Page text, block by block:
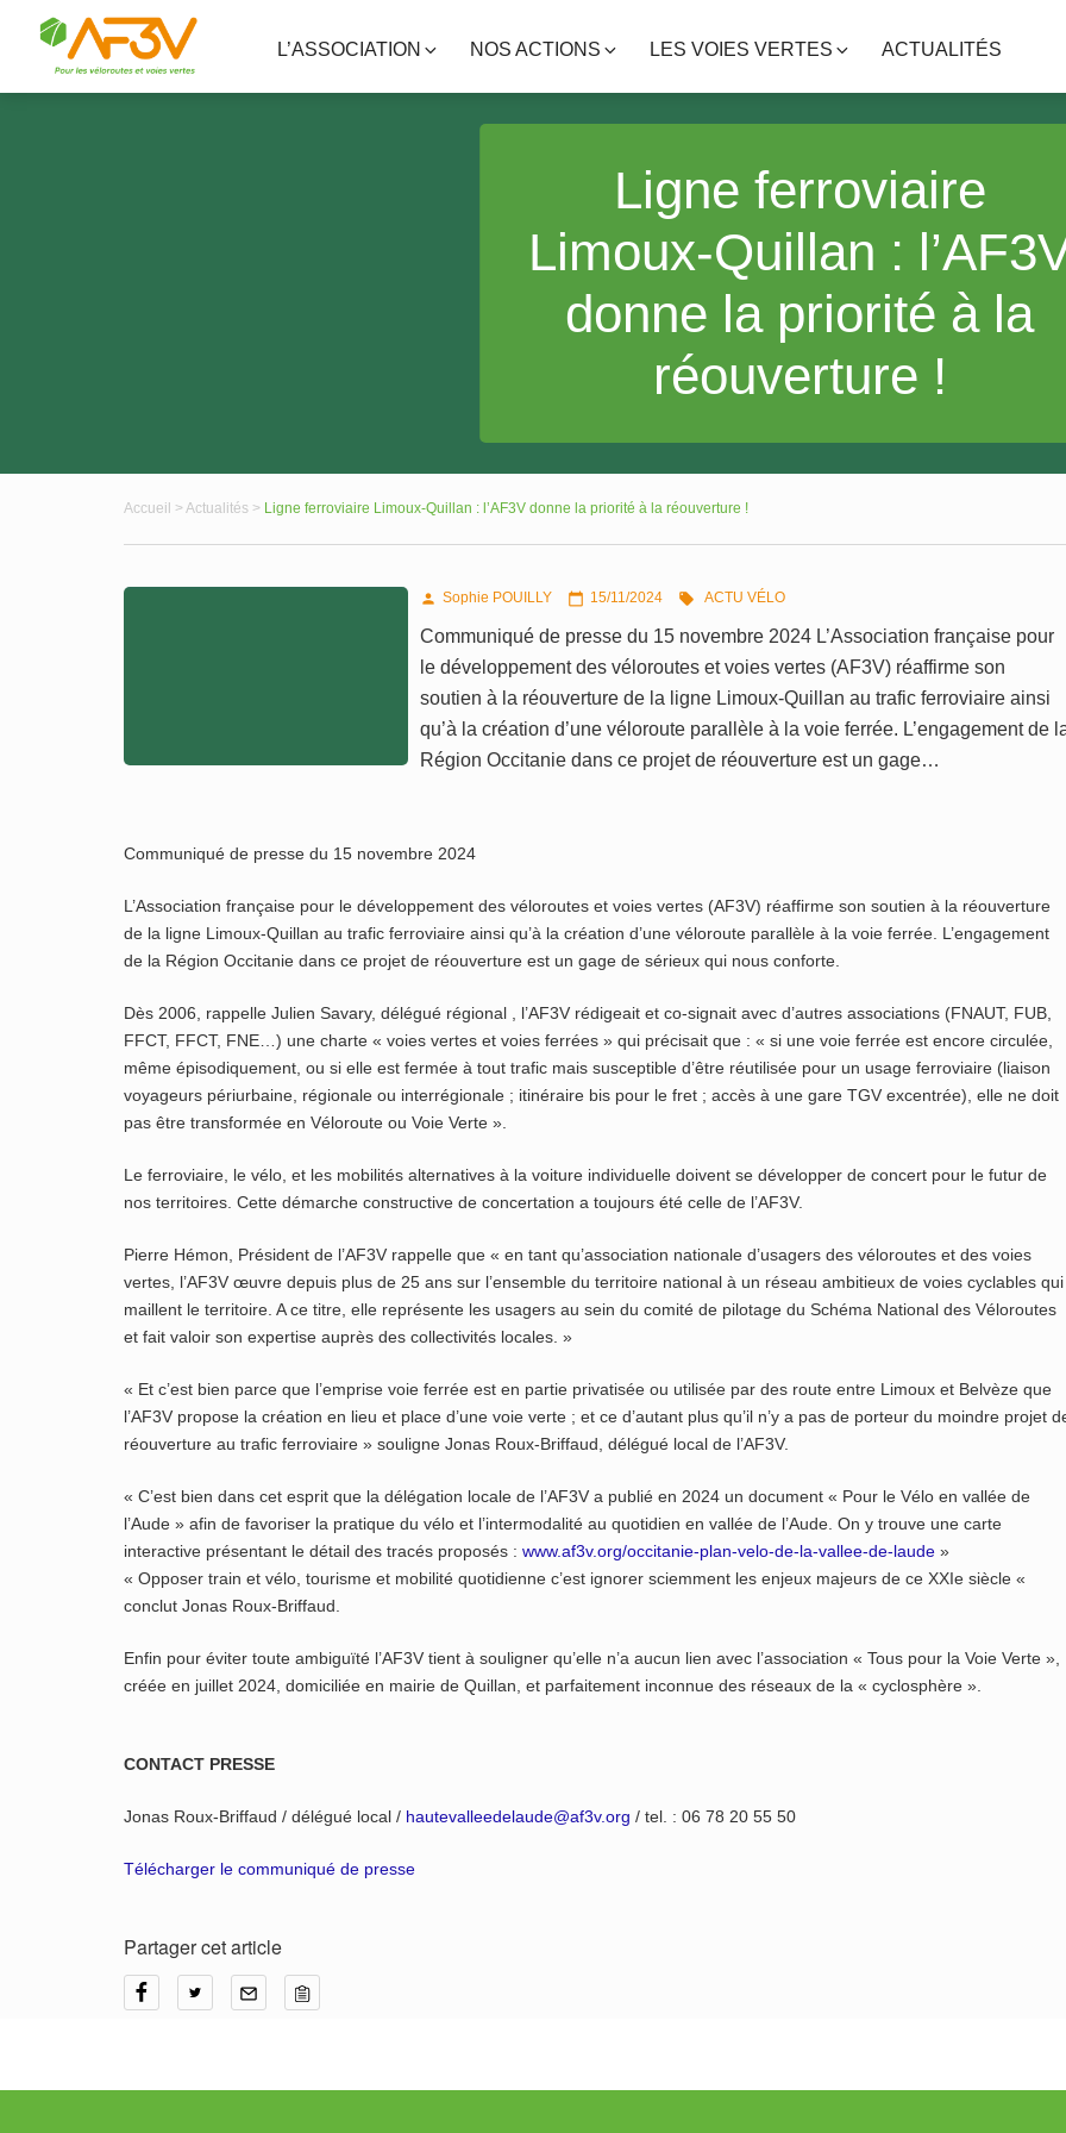
L’ASSOCIATION NOS ACTIONS LES VOIES VERTES ACTUALITÉS
Ligne ferroviaire
Limoux-Quillan :
donne la priorité à la
réouverture !
Accueil > Actualités > Ligne ferroviaire Limoux-Quillan : l’AF3V donne la priorité à la réouverture !
 Sophie POUILLY  15/11/2024  ACTU VÉLO
Communiqué de presse du 15 novembre 2024 L’Association française pour
le développement des véloroutes et voies vertes (AF3V) réaffirme son
soutien à la réouverture de la ligne Limoux-Quillan au trafic ferroviaire ainsi
qu’à la création d’une véloroute parallèle à la voie ferrée. L’engagement de
Région Occitanie dans ce projet de réouverture est un gage…
Communiqué de presse du 15 novembre 2024
L’Association française pour le développement des véloroutes et voies vertes (AF3V) réaffirme son soutien à la réouverture
de la ligne Limoux-Quillan au trafic ferroviaire ainsi qu’à la création d’une véloroute parallèle à la voie ferrée. L’engagement
de la Région Occitanie dans ce projet de réouverture est un gage de sérieux qui nous conforte.
Dès 2006, rappelle Julien Savary, délégué régional , l’AF3V rédigeait et co-signait avec d’autres associations (FNAUT, FUB,
FFCT, FFCT, FNE…) une charte « voies vertes et voies ferrées » qui précisait que : « si une voie ferrée est encore circulée,
même épisodiquement, ou si elle est fermée à tout trafic mais susceptible d’être réutilisée pour un usage ferroviaire (liaison
voyageurs périurbaine, régionale ou interrégionale ; itinéraire bis pour le fret ; accès à une gare TGV excentrée), elle ne doit
pas être transformée en Véloroute ou Voie Verte ».
Le ferroviaire, le vélo, et les mobilités alternatives à la voiture individuelle doivent se développer de concert pour le futur de
nos territoires. Cette démarche constructive de concertation a toujours été celle de l’AF3V.
Pierre Hémon, Président de l’AF3V rappelle que « en tant qu’association nationale d’usagers des véloroutes et des voies
vertes, l’AF3V œuvre depuis plus de 25 ans sur l’ensemble du territoire national à un réseau ambitieux de voies cyclables qui
maillent le territoire. A ce titre, elle représente les usagers au sein du comité de pilotage du Schéma National des Véloroutes
et fait valoir son expertise auprès des collectivités locales. »
« Et c’est bien parce que l’emprise voie ferrée est en partie privatisée ou utilisée par des route entre Limoux et Belvèze que
l’AF3V propose la création en lieu et place d’une voie verte ; et ce d’autant plus qu’il n’y a pas de porteur du moindre projet
réouverture au trafic ferroviaire » souligne Jonas Roux-Briffaud, délégué local de l’AF3V.
« C’est bien dans cet esprit que la délégation locale de l’AF3V a publié en 2024 un document « Pour le Vélo en vallée de
l’Aude » afin de favoriser la pratique du vélo et l’intermodalité au quotidien en vallée de l’Aude. On y trouve une carte
interactive présentant le détail des tracés proposés : www.af3v.org/occitanie-plan-velo-de-la-vallee-de-laude »
« Opposer train et vélo, tourisme et mobilité quotidienne c’est ignorer sciemment les enjeux majeurs de ce XXIe siècle «
conclut Jonas Roux-Briffaud.
Enfin pour éviter toute ambiguïté l’AF3V tient à souligner qu’elle n’a aucun lien avec l’association « Tous pour la Voie Verte »,
créée en juillet 2024, domiciliée en mairie de Quillan, et parfaitement inconnue des réseaux de la « cyclosphère ».
CONTACT PRESSE
Jonas Roux-Briffaud / délégué local / hautevalleedelaude@af3v.org / tel. : 06 78 20 55 50
Télécharger le communiqué de presse
Partager cet article